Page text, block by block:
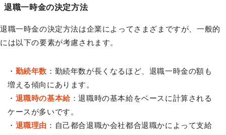
退職一時金の決定方法
退職一時金の決定方法は企業によってさまざまですが、一般的
には以下の要素が考慮されます。
・ 勤続年数 ：勤続年数が長くなるほど、退職一時金の額も
増える傾向にあります。
・ 退職時の基本給：退職時の基本給をベースに計算される
ケースが多いです。
・ 退職理由 ：自己都合退職か会社都合退職かによって支給